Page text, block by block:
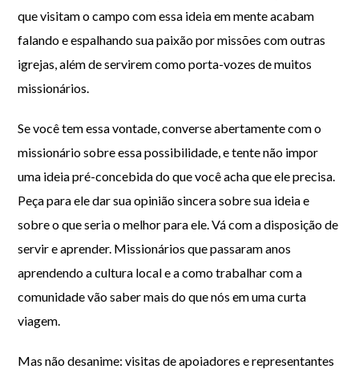
que visitam o campo com essa ideia em mente acabam
falando e espalhando sua paixão por missões com outras
igrejas, além de servirem como porta-vozes de muitos
missionários.
Se você tem essa vontade, converse abertamente com o
missionário sobre essa possibilidade, e tente não impor
uma ideia pré-concebida do que você acha que ele precisa.
Peça para ele dar sua opinião sincera sobre sua ideia e
sobre o que seria o melhor para ele. Vá com a disposição de
servir e aprender. Missionários que passaram anos
aprendendo a cultura local e a como trabalhar com a
comunidade vão saber mais do que nós em uma curta
viagem.
Mas não desanime: visitas de apoiadores e representantes